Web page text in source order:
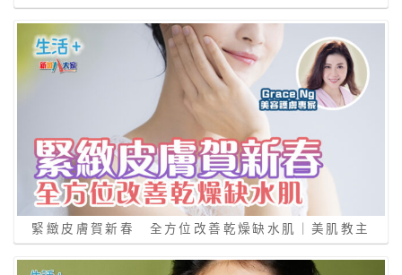
緊緻皮膚賀新春 全方位改善乾燥缺水肌｜美肌教主